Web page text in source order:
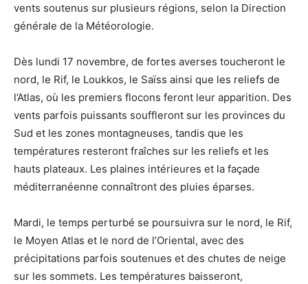
vents soutenus sur plusieurs régions, selon la Direction
générale de la Météorologie.
Dès lundi 17 novembre, de fortes averses toucheront le
nord, le Rif, le Loukkos, le Saïss ainsi que les reliefs de
l’Atlas, où les premiers flocons feront leur apparition. Des
vents parfois puissants souffleront sur les provinces du
Sud et les zones montagneuses, tandis que les
températures resteront fraîches sur les reliefs et les
hauts plateaux. Les plaines intérieures et la façade
méditerranéenne connaîtront des pluies éparses.
Mardi, le temps perturbé se poursuivra sur le nord, le Rif,
le Moyen Atlas et le nord de l’Oriental, avec des
précipitations parfois soutenues et des chutes de neige
sur les sommets. Les températures baisseront,